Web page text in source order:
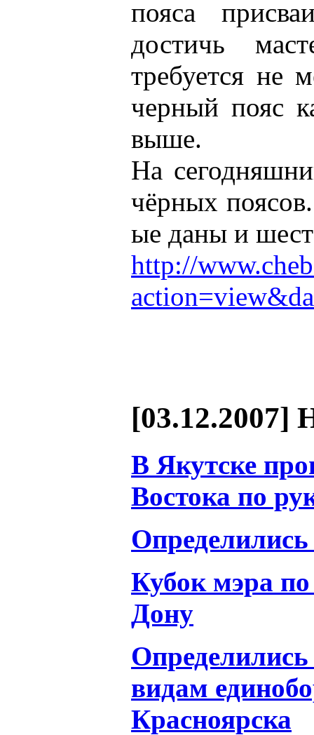
пояса
достичь
требуется не
черный пояс
выше.
На
чёрных
ые даны и
http://
[03.12.2007]
В Якутске
Востока по
Кубок мэра по
Дону
видам
Красноярска